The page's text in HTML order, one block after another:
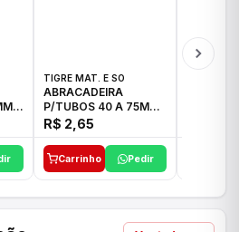
TIGRE MAT. E SO
ABRACADEIRA
P/TUBOS 40 A 75MM
TIGRE
R$ 2,65
Carrinho Pedir